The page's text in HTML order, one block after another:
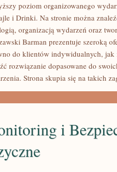
poziom organizowanego
i Drinki. Na stronie można
organizacją wydarzeń oraz
Barman prezentuje szeroką
do klientów indywidualnych,
rozwiązanie dopasowane do
Strona skupia się na takich
i